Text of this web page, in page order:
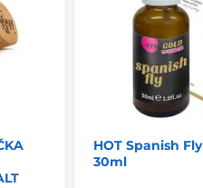
HOT Spanish
30ml